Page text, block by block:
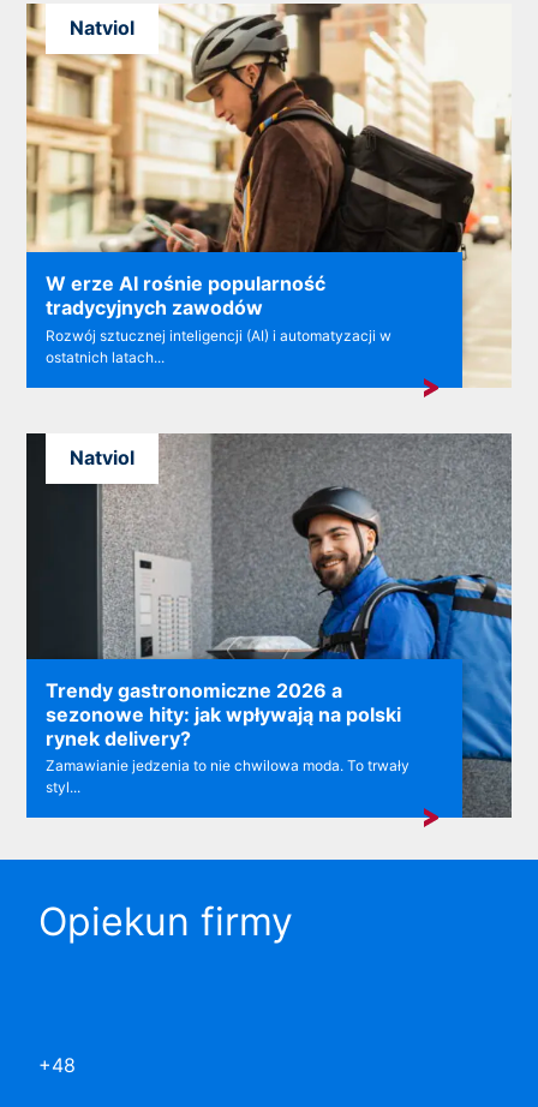
W erze AI rośnie popularność
tradycyjnych zawodów
Rozwój sztucznej inteligencji (AI) i automatyzacji w
ostatnich latach...
Natviol
Trendy gastronomiczne 2026 a
sezonowe hity: jak wpływają na polski
rynek delivery?
Zamawianie jedzenia to nie chwilowa moda. To trwały
styl...
Natviol
Opiekun firmy
+48